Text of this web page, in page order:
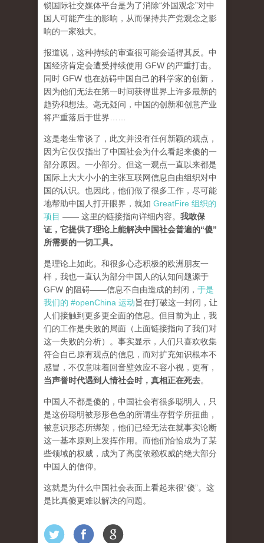
锁国际社交媒体平台是为了消除“外国观念”对中
国人可能产生的影响，从而保持共产党观念之影
响的一家独大。
报道说，这种持续的审查很可能会适得其反。中
国经济肯定会遭受持续使用 GFW 的严重打击。
同时 GFW 也在妨碍中国自己的科学家的创新，
因为他们无法在第一时间获得世界上许多最新的
趋势和想法。毫无疑问，中国的创新和创意产业
将严重落后于世界……
这是老生常谈了，此文并没有任何新颖的观点，
因为它仅仅指出了中国社会为什么看起来傻的一
部分原因。一小部分。但这一观点一直以来都是
国际上大大小小的主张互联网信息自由组织对中
国的认识。也因此，他们做了很多工作，尽可能
地帮助中国人打开眼界，就如 GreatFire 组织的
项目 —— 这里的链接指向详细内容。 我敢保
证，它提供了理论上能解决中国社会普遍的“傻”
所需要的一切工具。
是理论上如此。和很多心态积极的欧洲朋友一
样，我也一直认为部分中国人的认知问题源于
GFW 的阻碍——信息不自由造成的封闭， 于是
我们的 #openChina 运动旨在打破这一封闭，让
人们接触到更多更全面的信息。但目前为止，我
们的工作是失败的局面（ 上面链接指向了我们对
这一失败的分析）。事实显示，人们只喜欢收集
符合自己原有观点的信息，而对扩充知识根本不
感冒，不仅意味着回音壁效应不容小视，更有，
当声誉时代遇到人情社会时，真相正在死去。
中国人不都是傻的，中国社会有很多聪明人，只
是这份聪明被形形色色的所谓生存哲学所扭曲，
被意识形态所绑架，他们已经无法在就事实论断
这一基本原则上发挥作用。而他们恰恰成为了某
些领域的权威，成为了高度依赖权威的绝大部分
中国人的信仰。
这就是为什么中国社会表面上看起来很“傻”。这
是比真傻更难以解决的问题。